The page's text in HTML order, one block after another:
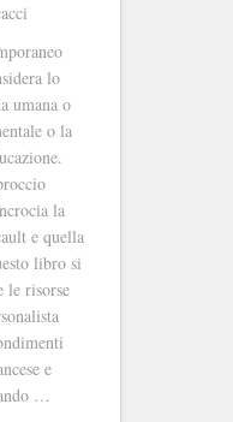
lo
umana o
o la
la
e quella
libro si
le risorse
e
…